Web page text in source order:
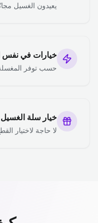
يعيدون الغسيل
خيارات في نفس
حسب توفر
خيار سلة الغسيل
لا حاجة لاختيار